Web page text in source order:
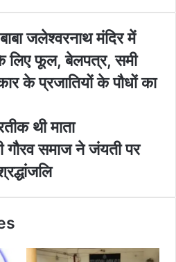
जलेश्वरनाथ मंदिर में
लिए फूल, बेलपत्र, समी
के प्रजातियों के पौधों का
थी माता
गौरव समाज ने जंयती पर